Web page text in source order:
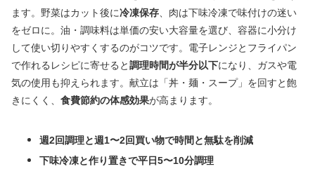
ます。野菜はカット後に冷凍保存、肉は下味冷凍で味付けの迷い
をゼロに。油・調味料は単価の安い大容量を選び、容器に小分け
して使い切りやすくするのがコツです。電子レンジとフライパン
で作れるレシピに寄せると調理時間が半分以下になり、ガスや電
気の使用も抑えられます。献立は「丼・麺・スープ」を回すと飽
きにくく、 食費節約の体感効果が高まります。
週2回調理と週1〜2回買い物で時間と無駄を削減
下味冷凍と作り置きで平日5〜10分調理